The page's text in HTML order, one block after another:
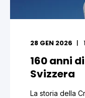
28 GEN 2026 1
160 anni
Svizzera
La storia della